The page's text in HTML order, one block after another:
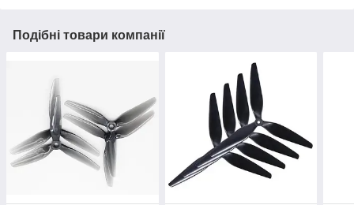
Подібні товари компанії